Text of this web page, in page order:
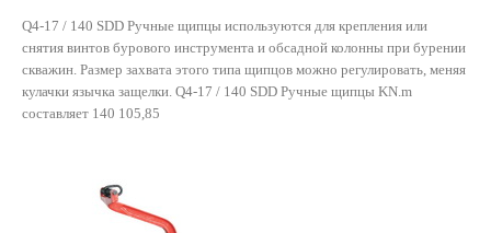
Q4-17 / 140 SDD Ручные щипцы используются для крепления или
снятия винтов бурового инструмента и обсадной колонны при бурении
скважин. Размер захвата этого типа щипцов можно регулировать, меняя
кулачки язычка защелки. Q4-17 / 140 SDD Ручные щипцы KN.m
составляет 140 105,85